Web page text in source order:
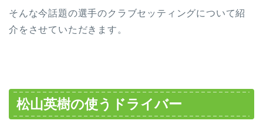
そんな今話題の選手のクラブセッティングについて紹
介をさせていただきます。
松山英樹の使うドライバー